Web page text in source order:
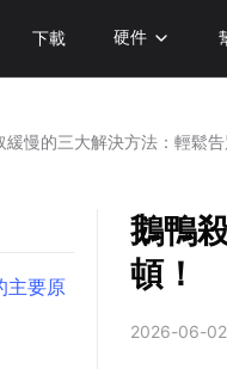
下載 硬件
緩慢的三大解決方法：輕鬆告
主要原
鵝鴨
頓！
2026-06-02